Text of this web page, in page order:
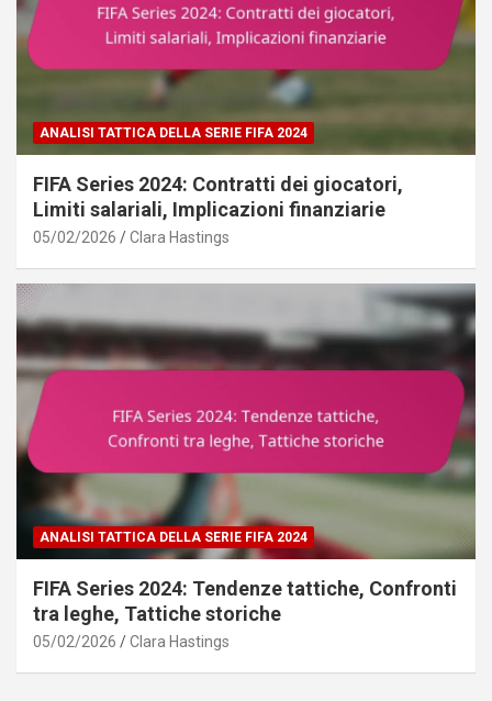
ANALISI TATTICA DELLA SERIE FIFA 2024
FIFA Series 2024: Contratti dei giocatori,
Limiti salariali, Implicazioni finanziarie
05/02/2026 Clara Hastings
ANALISI TATTICA DELLA SERIE FIFA 2024
FIFA Series 2024: Tendenze tattiche, Confronti
tra leghe, Tattiche storiche
05/02/2026 Clara Hastings